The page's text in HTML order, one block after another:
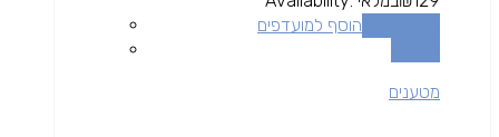
הוסף למועדפים
מטענים